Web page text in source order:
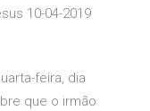
10-04-2019
feira, dia
que o irmão